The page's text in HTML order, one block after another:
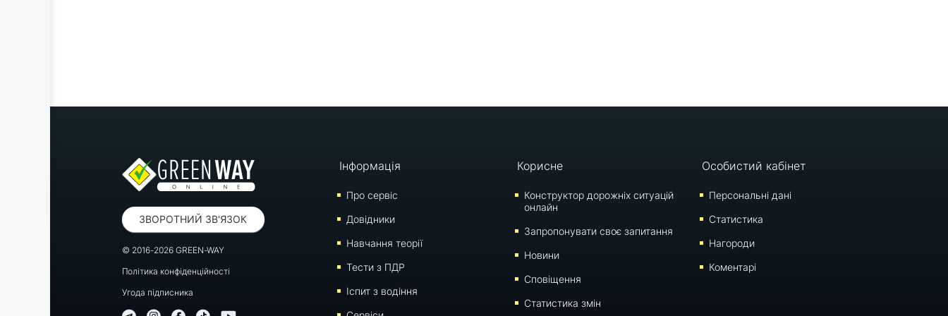
ЗВОРОТНИЙ ЗВ'ЯЗОК
© 2016-2026 GREEN-WAY
Політика конфіденційності
Угода підписника
Інформація
Про сервіс
Довідники
Навчання теорії
Тести з ПДР
Iспит з водіння
Корисне
Конструктор дорожніх ситуацій
онлайн
Запропонувати своє запитання
Новини
Сповіщення
Статистика змін
Особистий кабінет
Персональні дані
Статистика
Нагороди
Коментарі